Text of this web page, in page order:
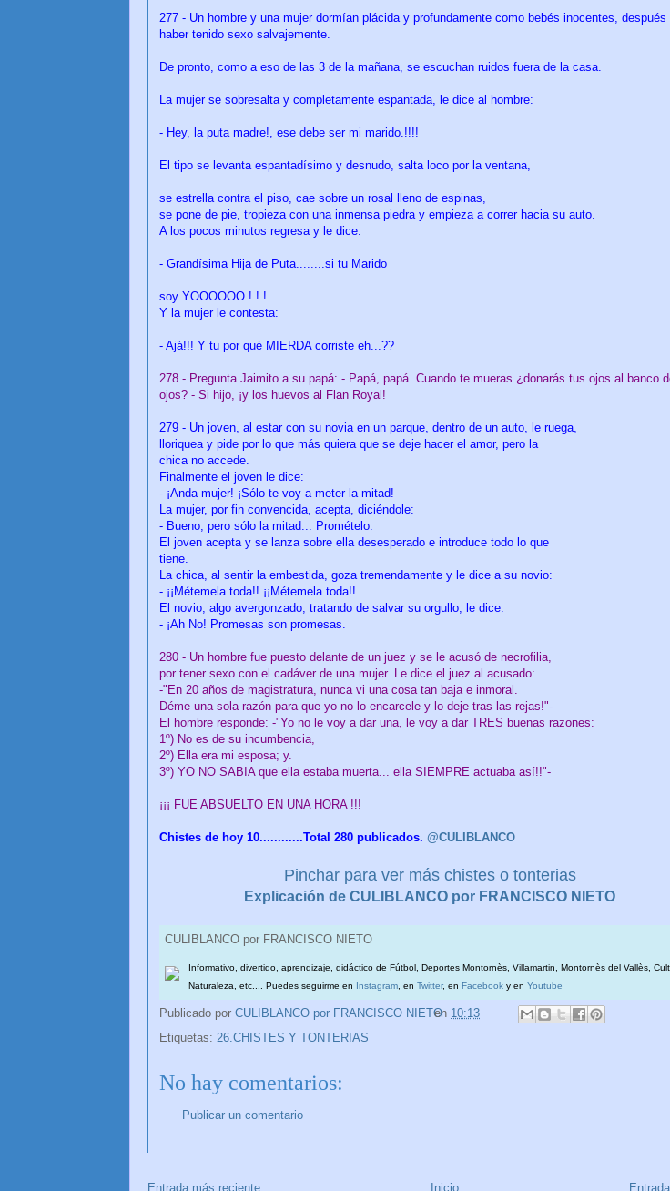
277 - Un hombre y una mujer dormían plácida y profundamente como bebés inocentes, después
haber tenido sexo salvajemente.
De pronto, como a eso de las 3 de la mañana, se escuchan ruidos fuera de la casa.
La mujer se sobresalta y completamente espantada, le dice al hombre:
- Hey, la puta madre!, ese debe ser mi marido.!!!!
El tipo se levanta espantadísimo y desnudo, salta loco por la ventana,
se estrella contra el piso, cae sobre un rosal lleno de espinas,
se pone de pie, tropieza con una inmensa piedra y empieza a correr hacia su auto.
A los pocos minutos regresa y le dice:
- Grandísima Hija de Puta........si tu Marido
soy YOOOOOO ! ! !
Y la mujer le contesta:
- Ajá!!! Y tu por qué MIERDA corriste eh...??
278 - Pregunta Jaimito a su papá: - Papá, papá. Cuando te mueras ¿donarás tus ojos al banco
ojos? - Si hijo, ¡y los huevos al Flan Royal!
279 - Un joven, al estar con su novia en un parque, dentro de un auto, le ruega,
lloriquea y pide por lo que más quiera que se deje hacer el amor, pero la
chica no accede.
Finalmente el joven le dice:
- ¡Anda mujer! ¡Sólo te voy a meter la mitad!
La mujer, por fin convencida, acepta, diciéndole:
- Bueno, pero sólo la mitad... Promételo.
El joven acepta y se lanza sobre ella desesperado e introduce todo lo que
tiene.
La chica, al sentir la embestida, goza tremendamente y le dice a su novio:
- ¡¡Métemela toda!! ¡¡Métemela toda!!
El novio, algo avergonzado, tratando de salvar su orgullo, le dice:
- ¡Ah No! Promesas son promesas.
280 - Un hombre fue puesto delante de un juez y se le acusó de necrofilia,
por tener sexo con el cadáver de una mujer. Le dice el juez al acusado:
-"En 20 años de magistratura, nunca vi una cosa tan baja e inmoral.
Déme una sola razón para que yo no lo encarcele y lo deje tras las rejas!"-
El hombre responde: -"Yo no le voy a dar una, le voy a dar TRES buenas razones:
1º) No es de su incumbencia,
2º) Ella era mi esposa; y.
3º) YO NO SABIA que ella estaba muerta... ella SIEMPRE actuaba así!!"-
¡¡¡ FUE ABSUELTO EN UNA HORA !!!
Chistes de hoy 10............Total 280 publicados. @CULIBLANCO
Pinchar para ver más chistes o tonterias
Explicación de CULIBLANCO por FRANCISCO NIETO
CULIBLANCO por FRANCISCO NIETO
Informativo, divertido, aprendizaje, didáctico de Fútbol, Deportes Montornès, Villamartin, Montornès del Vallès,
Naturaleza, etc.... Puedes seguirme en Instagram , en Twitter, en Facebook y en Youtube
Publicado por CULIBLANCO por FRANCISCO NIETO
en 10:13
Etiquetas: 26.CHISTES Y TONTERIAS
No hay comentarios:
Publicar un comentario
Entrada más reciente Inicio